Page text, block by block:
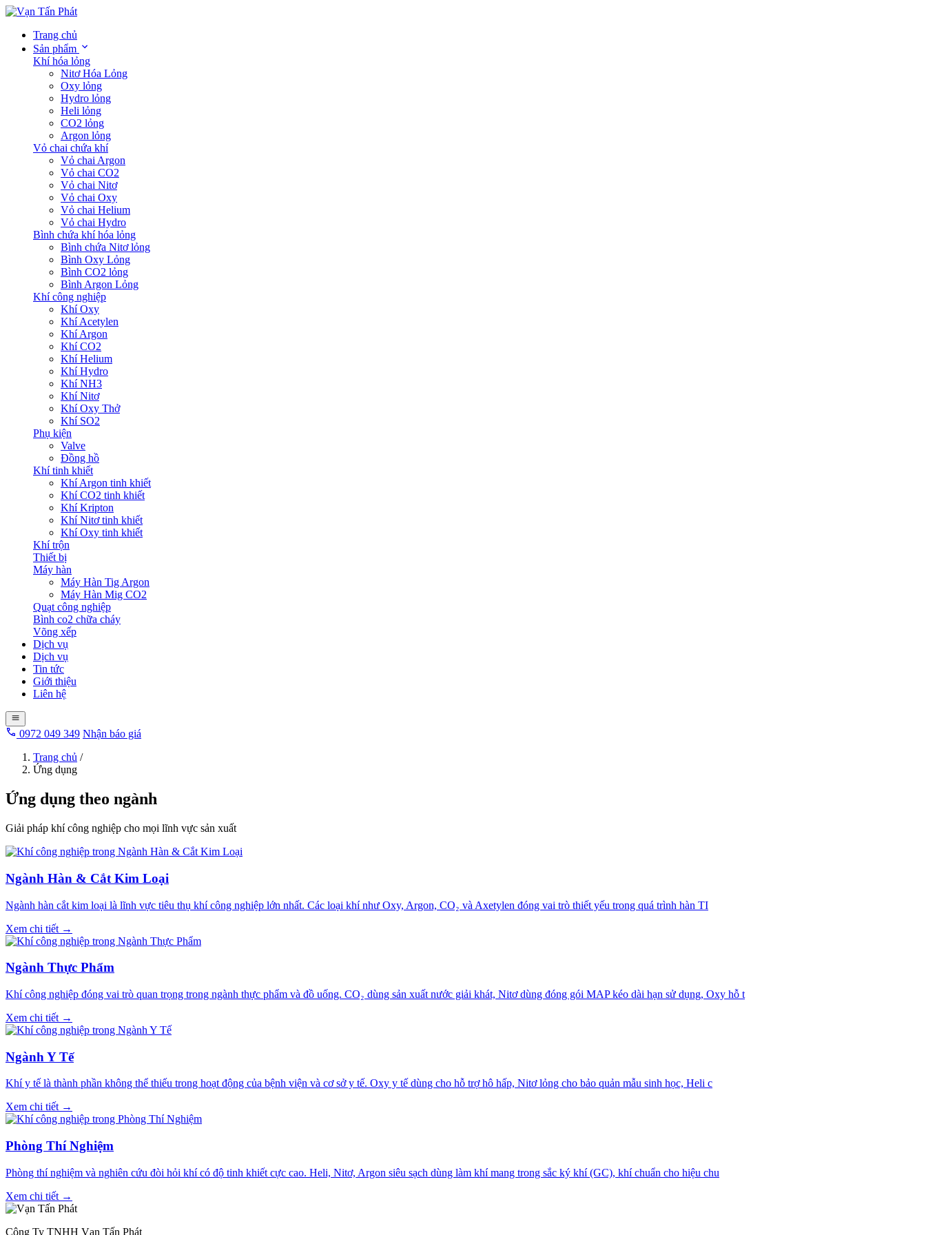
Trang chủ
Sản phẩm
Khí hóa lỏng
Nitơ Hóa Lỏng
Oxy lỏng
Hydro lỏng
Heli lỏng
CO2 lỏng
Argon lỏng
Vỏ chai chứa khí
Vỏ chai Argon
Vỏ chai CO2
Vỏ chai Nitơ
Vỏ chai Oxy
Vỏ chai Helium
Vỏ chai Hydro
Bình chứa khí hóa lỏng
Bình chứa Nitơ lỏng
Bình Oxy Lỏng
Bình CO2 lỏng
Bình Argon Lỏng
Khí công nghiệp
Khí Oxy
Khí Acetylen
Khí Argon
Khí CO2
Khí Helium
Khí Hydro
Khí NH3
Khí Nitơ
Khí Oxy Thở
Khí SO2
Phụ kiện
Valve
Đồng hồ
Khí tinh khiết
Khí Argon tinh khiết
Khí CO2 tinh khiết
Khí Kripton
Khí Nitơ tinh khiết
Khí Oxy tinh khiết
Khí trộn
Thiết bị
Máy hàn
Máy Hàn Tig Argon
Máy Hàn Mig CO2
Quạt công nghiệp
Bình co2 chữa cháy
Võng xếp
Dịch vụ
Dịch vụ
Tin tức
Giới thiệu
Liên hệ
0972 049 349 Nhận báo giá
Trang chủ /
Ứng dụng
Ứng dụng theo ngành
Giải pháp khí công nghiệp cho mọi lĩnh vực sản xuất
Ngành Hàn & Cắt Kim Loại
Ngành hàn cắt kim loại là lĩnh vực tiêu thụ khí công nghiệp lớn nhất. Các loại khí như Oxy, Argon, CO₂ và Axetylen đóng vai trò thiết yếu trong quá trình hàn TI
Xem chi tiết →
Ngành Thực Phẩm
Khí công nghiệp đóng vai trò quan trọng trong ngành thực phẩm và đồ uống. CO₂ dùng sản xuất nước giải khát, Nitơ dùng đóng gói MAP kéo dài hạn sử dụng, Oxy hỗ t
Xem chi tiết →
Ngành Y Tế
Khí y tế là thành phần không thể thiếu trong hoạt động của bệnh viện và cơ sở y tế. Oxy y tế dùng cho hỗ trợ hô hấp, Nitơ lỏng cho bảo quản mẫu sinh học, Heli c
Xem chi tiết →
Phòng Thí Nghiệm
Phòng thí nghiệm và nghiên cứu đòi hỏi khí có độ tinh khiết cực cao. Heli, Nitơ, Argon siêu sạch dùng làm khí mang trong sắc ký khí (GC), khí chuẩn cho hiệu chu
Xem chi tiết →
Công Ty TNHH Vạn Tấn Phát